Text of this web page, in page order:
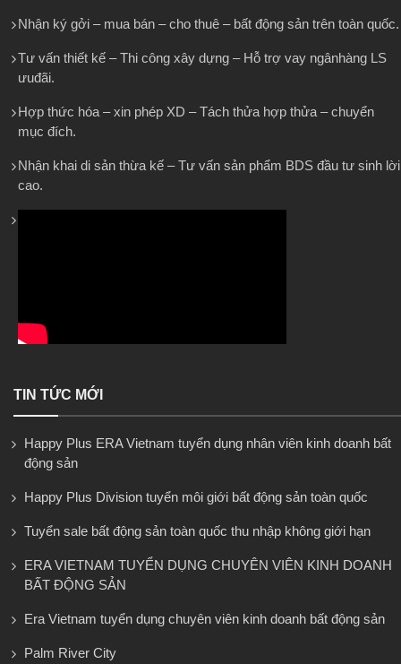
Nhận ký gởi – mua bán – cho thuê – bất động sản trên toàn quốc.
Tư vấn thiết kế – Thi công xây dựng – Hỗ trợ vay ngânhàng LS
ưuđãi.
Hợp thức hóa – xin phép XD – Tách thửa hợp thửa – chuyển
mục đích.
Nhận khai di sản thừa kế – Tư vấn sản phẩm BDS đầu tư sinh lời
cao.
TIN TỨC MỚI
Happy Plus ERA Vietnam tuyển dụng nhân viên kinh doanh bất
động sản
Happy Plus Division tuyển môi giới bất động sản toàn quốc
Tuyển sale bất động sản toàn quốc thu nhập không giới hạn
ERA VIETNAM TUYỂN DỤNG CHUYÊN VIÊN KINH DOANH
BẤT ĐỘNG SẢN
Era Vietnam tuyển dụng chuyên viên kinh doanh bất động sản
Palm River City